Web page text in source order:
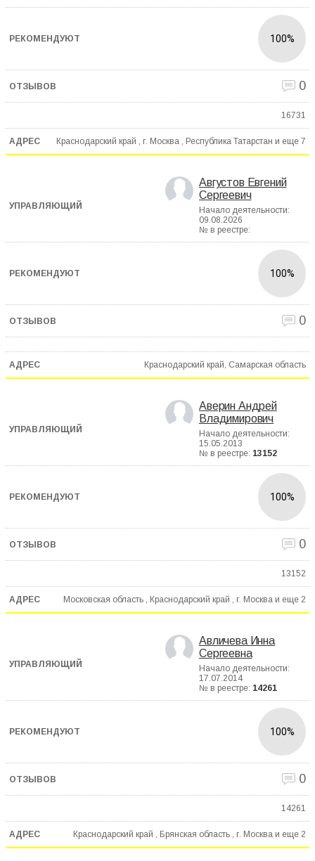
100%
0
16731
Краснодарский край , г. Москва , Республика Татарстан и еще 7
Августов Евгений
Сергеевич
Начало деятельности:
09.08.2026
№ в реестре:
100%
0
Краснодарский край, Самарская область
Аверин Андрей
Владимирович
Начало деятельности:
15.05.2013
№ в реестре: 13152
100%
0
13152
Московская область , Краснодарский край , г. Москва и еще 2
Авличева Инна
Сергеевна
Начало деятельности:
17.07.2014
№ в реестре: 14261
100%
0
14261
Краснодарский край , Брянская область , г. Москва и еще 2